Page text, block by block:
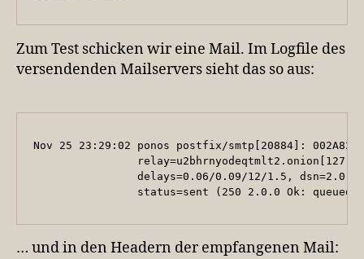
Zum Test schicken wir eine Mail. Im Logfile des
versendenden Mailservers sieht das so aus:
Nov 25 23:29:02 ponos postfix/smtp[20884]:
                delays=0.06/0.09/12/1.5, dsn=2.0.0,
status=sent (250 2.0.0 Ok: queued
… und in den Headern der empfangenen Mail: